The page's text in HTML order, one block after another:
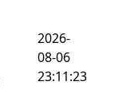
2026-
08-06
23:11:23